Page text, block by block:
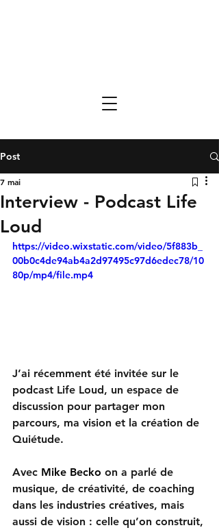
Post
Interview - Podcast Life
Loud
7 mai
https://video.wixstatic.com/video/5f883b_
00b0c4de94ab4a2d97495c97d6edec78/10
80p/mp4/file.mp4
J’ai récemment été invitée sur le
podcast Life Loud, un espace de
discussion pour partager mon
parcours, ma vision et la création de
Quiétude.
Avec Mike Becko on a parlé de
musique, de créativité, de coaching
dans les industries créatives, mais
aussi de vision : celle qu’on construit,